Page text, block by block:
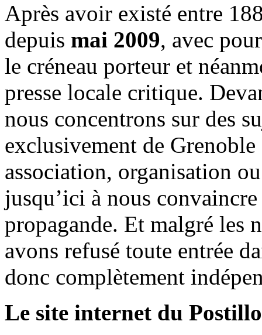
Après avoir existé entre
depuis mai 2009, avec
le créneau porteur et
presse locale critique.
nous concentrons sur des
exclusivement de
association, organisation
jusqu’ici à nous
propagande. Et malgré les
avons refusé toute entrée
donc complètement
Le site internet du